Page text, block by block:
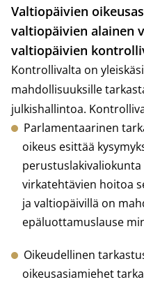
Valtiopäivien
valtiopäivien alainen
valtiopäivien
Kontrollivalta on
mahdollisuuksille
julkishallintoa.
Parlamentaarinen
oikeus esittää
virkatehtävien hoitoa
ja valtiopäivillä on
epäluottamuslause
Oikeudellinen
oikeusasiamiehet